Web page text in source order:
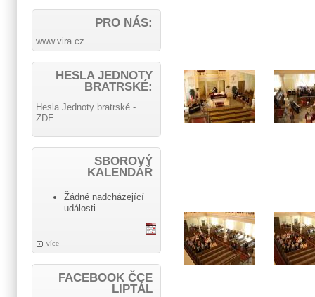
PRO NÁS:
www.vira.cz
HESLA JEDNOTY
BRATRSKÉ:
Hesla Jednoty bratrské -
ZDE.
SBOROVÝ
KALENDÁŘ
Žádné nadcházející
události
více
FACEBOOK ČCE
LIPTÁL